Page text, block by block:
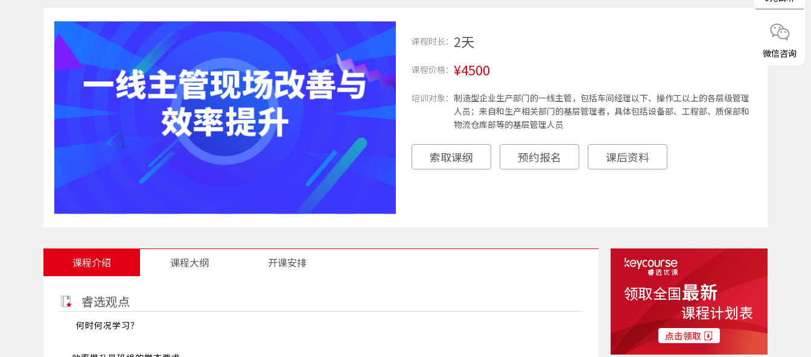
微信咨询
课程时长： 2天
课程价格： ¥4500
培训对象： 制造型企业生产部门的一线主管，包括车间经理以下、操作工以上的各层级管理
人员；来自和生产相关部门的基层管理者，具体包括设备部、工程部、质保部和
物流仓库部等的基层管理人员
索取课纲 预约报名 课后资料
课程介绍 课程大纲 开课安排
睿选观点
何时何况学习？